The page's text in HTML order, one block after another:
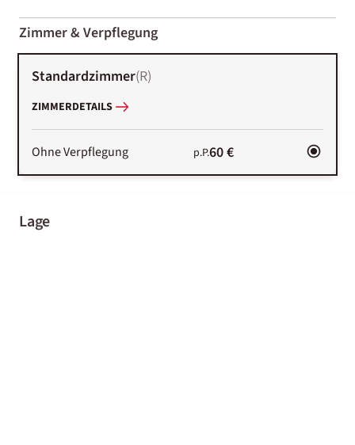
01-02
Zimmer & Verpflegung
Standardzimmer(R)
ZIMMERDETAILS
Ohne Verpflegung p.P.60 €
Lage